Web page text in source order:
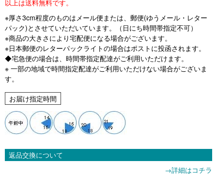
以上は送料無料です。
※厚さ3cm程度のものはメール便または、郵便(ゆうメール・レター
パック)とさせていただいています。（日にち時間帯指定不可）
※商品の大きさにより宅配便になる場合がございます。
※日本郵便のレターパックライトの場合はポストに投函されます。
◆宅急便の場合は、時間帯指定配達がご利用いただけます。
※ 一部の地域で時間指定配達がご利用いただけない場合がございま
す。
お届け指定時間
返品交換について
→詳細はコチラ